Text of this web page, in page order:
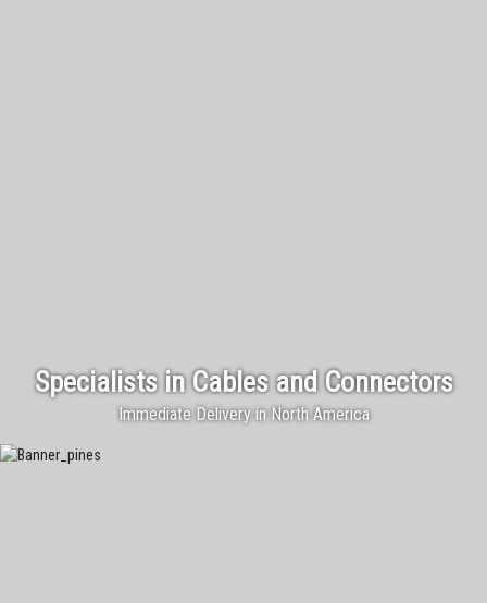
Specialists in Cables and Connectors
Immediate Delivery in North America